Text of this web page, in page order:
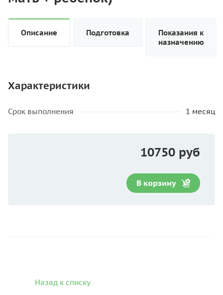
Описание Подготовка
Показания к
назначению
Характеристики
Срок выполнения 1 месяц
10750 руб
В корзину
Назад к списку